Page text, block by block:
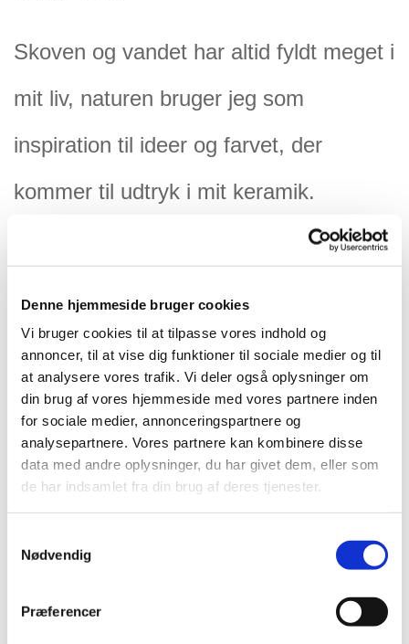
Denne hjemmeside bruger cookies
Vi bruger cookies til at tilpasse vores indhold og
annoncer, til at vise dig funktioner til sociale medier og til
at analysere vores trafik. Vi deler også oplysninger om
din brug af vores hjemmeside med vores partnere inden
for sociale medier, annonceringspartnere og
analysepartnere. Vores partnere kan kombinere disse
data med andre oplysninger, du har givet dem, eller som
de har indsamlet fra din brug af deres tjenester.
Nødvendig
Præferencer
Skoven og vandet har altid fyldt meget i
mit liv, naturen bruger jeg som
inspiration til ideer og farvet, der
kommer til udtryk i mit keramik.
Jeg laver unika stentøj til hus og have,
samt raku.
Gå på opdagelse i vores skønne have,
i orangeriet eller i vores lille butik.
Der er indgang til butikken gennem